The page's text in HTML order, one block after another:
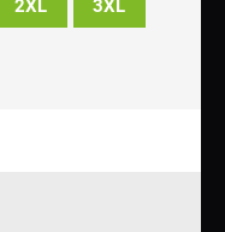
2XL 3XL